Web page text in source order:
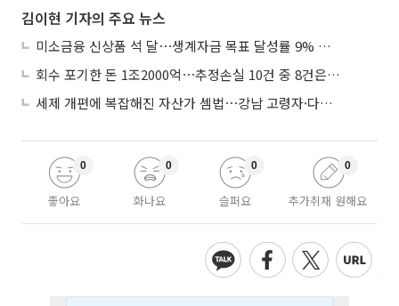
김이현 기자의 주요 뉴스
미소금융 신상품 석 달⋯생계자금 목표 달성률 9% 그쳐
회수 포기한 돈 1조2000억⋯추정손실 10건 중 8건은 기업대출
세제 개편에 복잡해진 자산가 셈법⋯강남 고령자·다주택자 ‘자산재편 고심’
좋아요
0
화나요
0
슬퍼요
0
추가취재 원해요
0